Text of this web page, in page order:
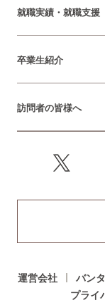
就職実績・就職支援
卒業生紹介
訪問者の皆様へ
運営会社 バン
プライ